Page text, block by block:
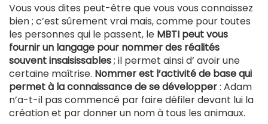
Vous vous dites peut-être que vous vous connaissez
bien ; c’est sûrement vrai mais, comme pour toutes
les personnes qui le passent, le MBTI peut vous
fournir un langage pour nommer des réalités
souvent insaisissables; il permet ainsi d’ avoir une
certaine maîtrise. Nommer est l’activité de base qui
permet à la connaissance de se développer: Adam
n’a-t-il pas commencé par faire défiler devant lui la
création et par donner un nom à tous les animaux.